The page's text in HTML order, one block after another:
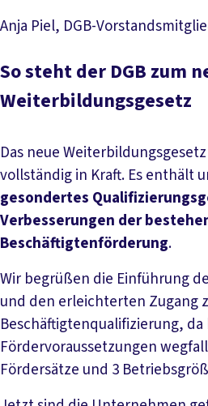
Anja Piel, DGB-
So steht der DGB zum
Weiterbildungsgesetz
Das neue
vollständig in Kraft. Es enthält
gesondertes
Verbesserungen der
Beschäftigtenförderung.
Wir begrüßen die Einführung
und den erleichterten Zugang
Beschäftigtenqualifizierung, da
Fördervoraussetzungen
Fördersätze und 3